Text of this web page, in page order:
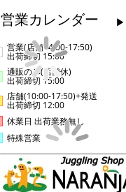
営業カレンダー
営業(店舗14:00-17:50)
出荷締切 15:00
通販のみ(店舗休)
出荷締切 15:00
店舗(10:00-17:50)+発送
出荷締切 12:00
休業日 出荷業務無し
特殊営業